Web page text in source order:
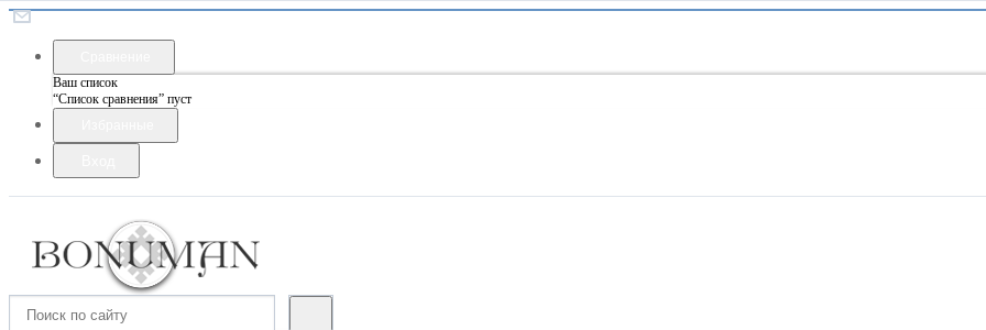
Ваш список
“Список сравнения” пуст